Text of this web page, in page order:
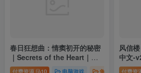
春日狂想曲：情窦初开的秘密
｜Secrets of the Heart｜官
方中文-v1.0｜3.78G｜免安装
付费资源 10 电脑游戏 角色扮演
风信
中文-
安装
付费资